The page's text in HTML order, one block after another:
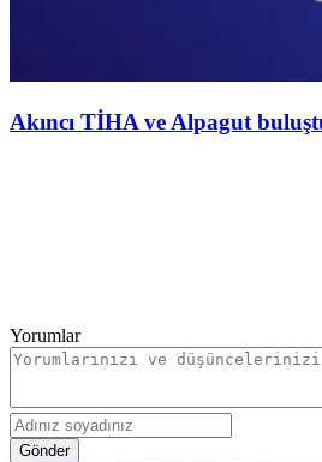
Akıncı TİHA ve Alpagut
Yorumlar
Gönder